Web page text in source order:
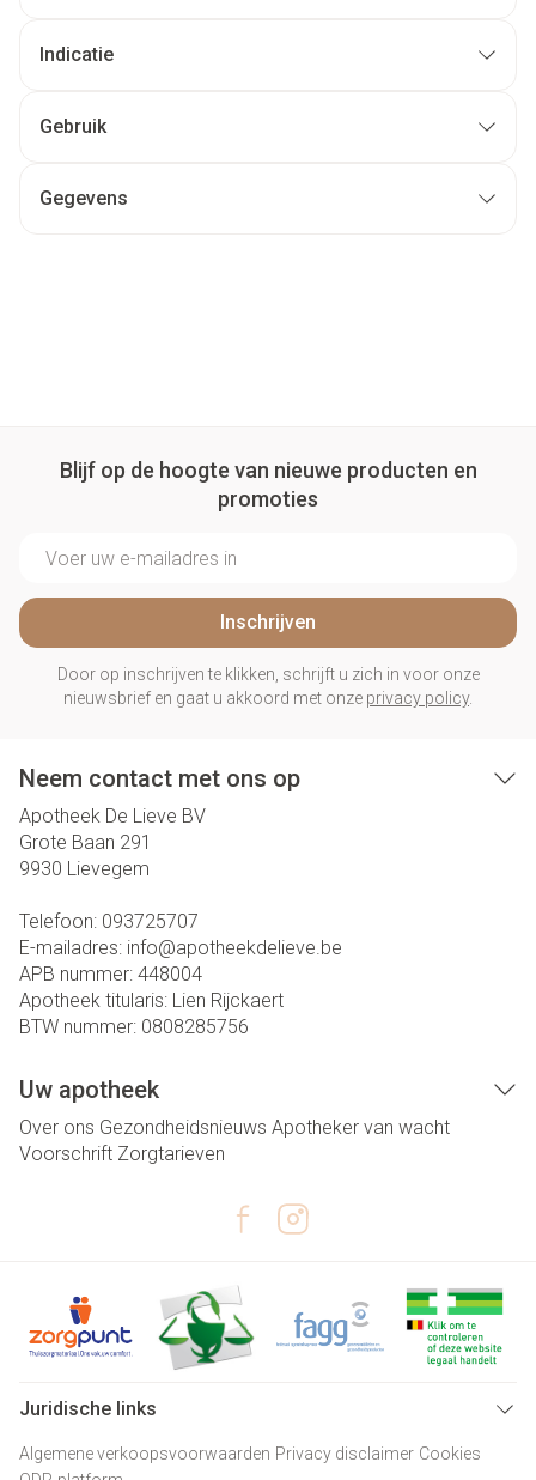
Indicatie
Gebruik
Gegevens
Blijf op de hoogte van nieuwe producten en
promoties
Inschrijven
Door op inschrijven te klikken, schrijft u zich in voor onze
nieuwsbrief en gaat u akkoord met onze privacy policy.
Neem contact met ons op
Apotheek De Lieve BV
Grote Baan 291
9930 Lievegem
Telefoon: 093725707
E-mailadres: info@apotheekdelieve.be
APB nummer: 448004
Apotheek titularis: Lien Rijckaert
BTW nummer: 0808285756
Uw apotheek
Over ons Gezondheidsnieuws Apotheker van wacht
Voorschrift Zorgtarieven
Juridische links
Algemene verkoopsvoorwaarden Privacy disclaimer Cookies